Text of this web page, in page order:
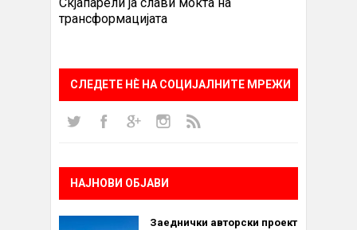
трансформацијата
СЛЕДЕТЕ НÈ НА СОЦИЈАЛНИТЕ МРЕЖИ
НАЈНОВИ ОБЈАВИ
Заеднички авторски проект